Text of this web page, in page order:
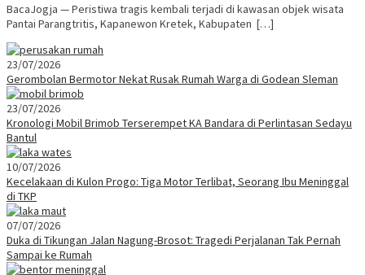
BacaJogja — Peristiwa tragis kembali terjadi di kawasan objek wisata
Pantai Parangtritis, Kapanewon Kretek, Kabupaten […]
23/07/2026
Gerombolan Bermotor Nekat Rusak Rumah Warga di Godean Sleman
23/07/2026
Kronologi Mobil Brimob Terserempet KA Bandara di Perlintasan Sedayu
Bantul
10/07/2026
Kecelakaan di Kulon Progo: Tiga Motor Terlibat, Seorang Ibu Meninggal
di TKP
07/07/2026
Duka di Tikungan Jalan Nagung-Brosot: Tragedi Perjalanan Tak Pernah
Sampai ke Rumah